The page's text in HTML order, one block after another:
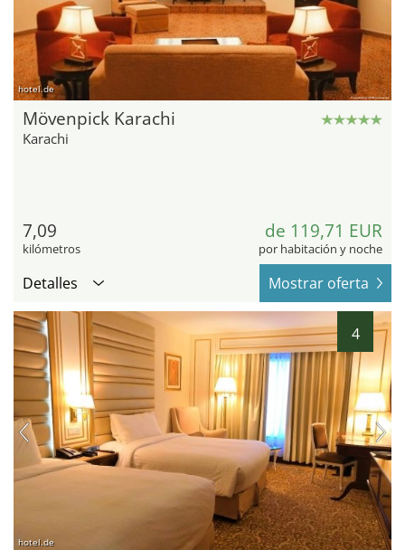
hotel.de
Mövenpick Karachi
Karachi
7,09
kilómetros
de 119,71 EUR
por habitación y noche
Detalles Mostrar oferta
4
hotel.de